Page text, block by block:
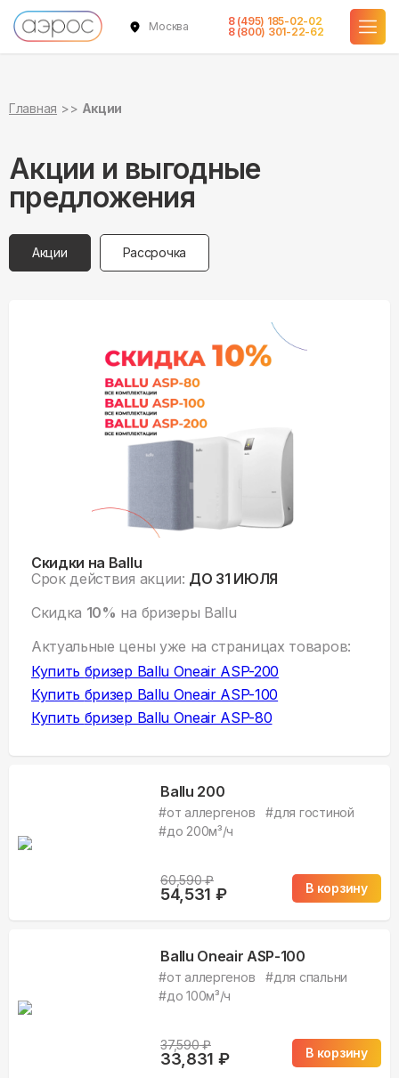
Москва
8 (495) 185-02-02
8 (800) 301-22-62
Главная Акции
Акции и выгодные
предложения
Акции Рассрочка
Скидки на Ballu
Срок действия акции: ДО 31 ИЮЛЯ
Скидка 10% на бризеры Ballu
Актуальные цены уже на страницах товаров:
Купить бризер Ballu Oneair ASP-200
Купить бризер Ballu Oneair ASP-100
Купить бризер Ballu Oneair ASP-80
Ballu 200
#от аллергенов #для гостиной
#до 200м³/ч
60,590₽
54,531 ₽ В корзину
Ballu Oneair ASP-100
#от аллергенов #для спальни
#до 100м³/ч
37,590₽
33,831 ₽ В корзину